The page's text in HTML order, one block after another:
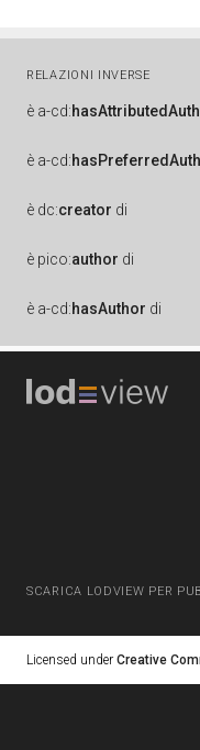
RELAZIONI INVERSE
è a-cd:
è a-cd:
è dc:creator di
è pico:author di
è a-cd:hasAuthor di
SCARICA LODVIEW PER
Licensed under Creative